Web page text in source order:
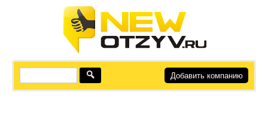
Добавить компанию